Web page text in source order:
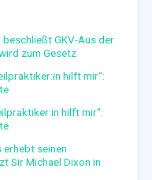
GKV-Aus der
zum Gesetz
hilft mir“:
hilft mir“:
erhebt seinen
Sir Michael Dixon in